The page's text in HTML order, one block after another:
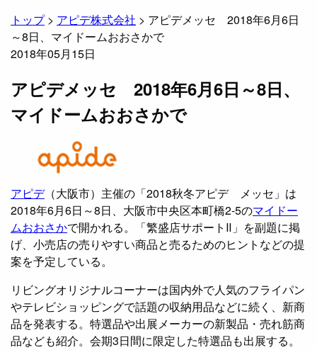
トップ> アピデ株式会社 > アピデメッセ 2018年6月6日
～8日、マイドームおおさかで
2018年05月15日
アピデメッセ 2018年6月6日～8日、
マイドームおおさかで
アピデ（大阪市）主催の「2018秋冬アピデ メッセ」は
2018年6月6日～8日、大阪市中央区本町橋2-5のマイドー
ムおおさかで開かれる。「繁盛店サポートⅡ」を副題に掲
げ、小売店の売りやすい商品と売るためのヒントなどの提
案を予定している。
リビングオリジナルコーナーは国内外で人気のフライパン
やテレビショッピングで話題の収納用品などに続く、新商
品を発表する。特選品や出展メーカーの新製品・売れ筋商
品なども紹介。会期3日間に限定した特選品も出展する。